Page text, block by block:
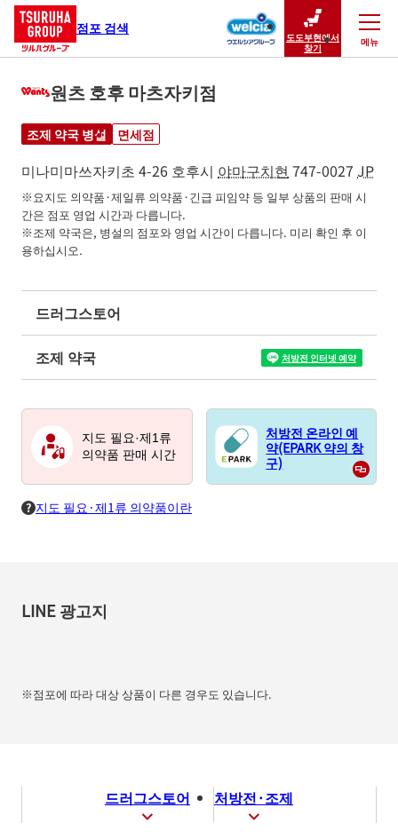
점포 검색
도도부현에서
찾기
메뉴
닫기
원츠 호후 마츠자키점
조제 약국 병설 면세점
미나미마쓰자키초 4-26 호후시 야마구치현 747-0027 JP
※요지도 의약품·제일류 의약품·긴급 피임약 등 일부 상품의 판매 시
간은 점포 영업 시간과 다릅니다.
※조제 약국은, 병설의 점포와 영업 시간이 다릅니다. 미리 확인 후 이
용하십시오.
드러그스토어
조제 약국 처방전 인터넷 예약
지도 필요·제1류
의약품 판매 시간
처방전 온라인 예
약(EPARK 약의 창
구)
지도 필요·제1류 의약품이란
LINE 광고지
※점포에 따라 대상 상품이 다른 경우도 있습니다.
드러그스토어 처방전·조제